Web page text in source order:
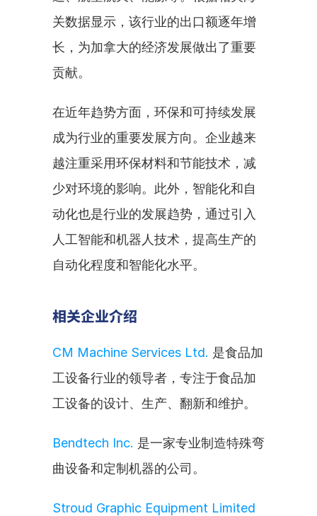
关数据显示，该行业的出口额逐年增
长，为加拿大的经济发展做出了重要
贡献。
在近年趋势方面，环保和可持续发展
成为行业的重要发展方向。企业越来
越注重采用环保材料和节能技术，减
少对环境的影响。此外，智能化和自
动化也是行业的发展趋势，通过引入
人工智能和机器人技术，提高生产的
自动化程度和智能化水平。
相关企业介绍
CM Machine Services Ltd. 是食品加
工设备行业的领导者，专注于食品加
工设备的设计、生产、翻新和维护。
Bendtech Inc. 是一家专业制造特殊弯
曲设备和定制机器的公司。
Stroud Graphic Equipment Limited